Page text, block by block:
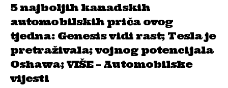
5 najboljih kanadskih
automobilskih priča ovog
tjedna: Genesis vidi rast; Tesla je
pretraživala; vojnog potencijala
Oshawa; VIŠE – Automobilske
vijesti